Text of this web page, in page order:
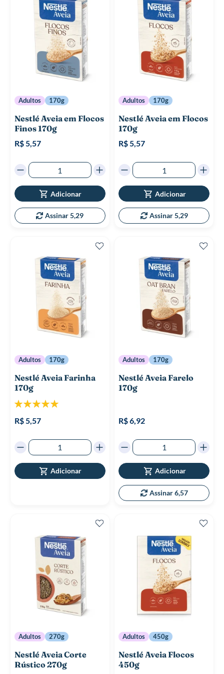
Adultos 170g
Nestlé Aveia em Flocos
Finos 170g
R$ 5,57
Adicionar
Assinar 5,29
Adultos 170g
Nestlé Aveia em Flocos
170g
R$ 5,57
Adicionar
Assinar 5,29
Adultos 170g
Nestlé Aveia Farinha
170g
Classificação:
R$ 5,57
Adicionar
Adultos 170g
Nestlé Aveia Farelo
170g
R$ 6,92
Adicionar
Assinar 6,57
Adultos 270g
Nestlé Aveia Corte
Rústico 270g
Adultos 450g
Nestlé Aveia Flocos
450g